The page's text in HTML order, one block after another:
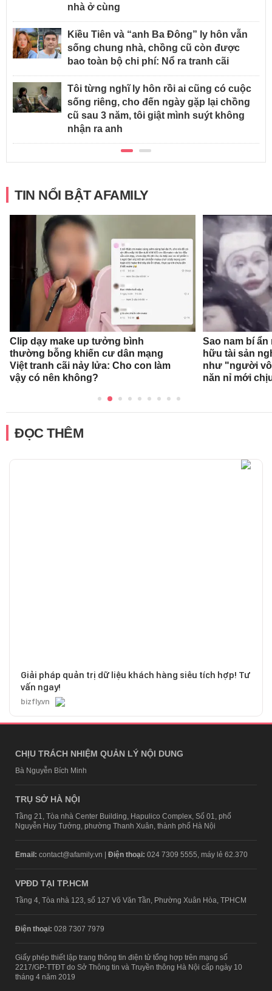
nhà ở cùng
Kiều Tiên và “anh Ba Đông” ly hôn vẫn
sống chung nhà, chồng cũ còn được
bao toàn bộ chi phí: Nổ ra tranh cãi
Tôi từng nghĩ ly hôn rồi ai cũng có cuộc
sống riêng, cho đến ngày gặp lại chồng
cũ sau 3 năm, tôi giật mình suýt không
nhận ra anh
TIN NỔI BẬT AFAMILY
Clip dạy make up tưởng bình
thường bỗng khiến cư dân mạng
Việt tranh cãi nảy lửa: Cho con làm
vậy có nên không?
Sao nam bí
hữu tài sản
như "người
năn nỉ mới
ĐỌC THÊM
Giải pháp quản trị dữ liệu khách hàng siêu tích hợp! Tư
vấn ngay!
bizfly.vn
CHỊU TRÁCH NHIỆM QUẢN LÝ NỘI DUNG
Bà Nguyễn Bích Minh
TRỤ SỞ HÀ NỘI
Tầng 21, Tòa nhà Center Building, Hapulico Complex, Số 01, phố
Nguyễn Huy Tưởng, phường Thanh Xuân, thành phố Hà Nội
Email: contact@afamily.vn | Điện thoại: 024 7309 5555, máy lẻ 62.370
VPĐD TẠI TP.HCM
Tầng 4, Tòa nhà 123, số 127 Võ Văn Tần, Phường Xuân Hòa, TPHCM
Điện thoại: 028 7307 7979
Giấy phép thiết lập trang thông tin điện tử tổng hợp trên mạng số
2217/GP-TTĐT do Sở Thông tin và Truyền thông Hà Nội cấp ngày 10
tháng 4 năm 2019